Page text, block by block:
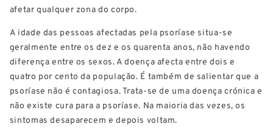
afetar qualquer zona do corpo.
A idade das pessoas afectadas pela psoríase situa-se
geralmente entre os dez e os quarenta anos, não havendo
diferença entre os sexos. A doença afecta entre dois e
quatro por cento da população. É também de salientar que a
psoríase não é contagiosa. Trata-se de uma doença crónica e
não existe cura para a psoríase. Na maioria das vezes, os
sintomas desaparecem e depois voltam.